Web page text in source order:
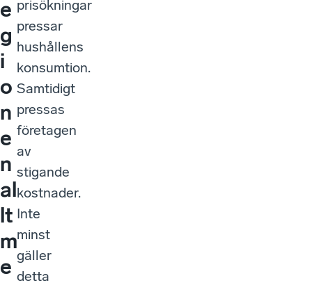
e
g
i
o
n
e
n
al
lt
m
e
prisökningar
pressar
hushållens
konsumtion.
Samtidigt
pressas
företagen
av
stigande
kostnader.
Inte
minst
gäller
detta